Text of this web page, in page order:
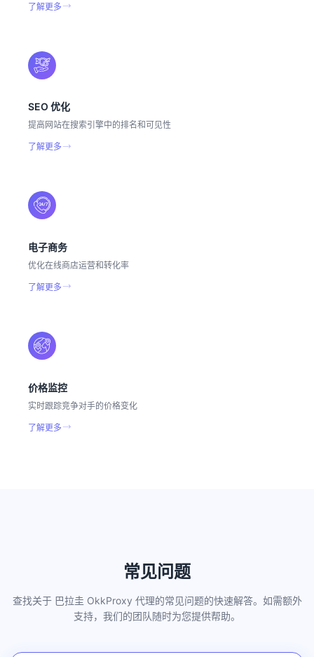
了解更多
SEO 优化
提高网站在搜索引擎中的排名和可见性
了解更多
电子商务
优化在线商店运营和转化率
了解更多
价格监控
实时跟踪竞争对手的价格变化
了解更多
常见问题
查找关于 巴拉圭 OkkProxy 代理的常见问题的快速解答。如需额外
支持，我们的团队随时为您提供帮助。